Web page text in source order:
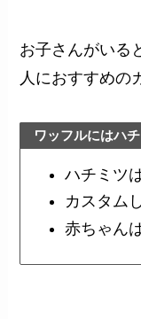
お子さんがいる
人におすすめの
ワッフルにはハ
ハチミツ
カスタム
赤ちゃん